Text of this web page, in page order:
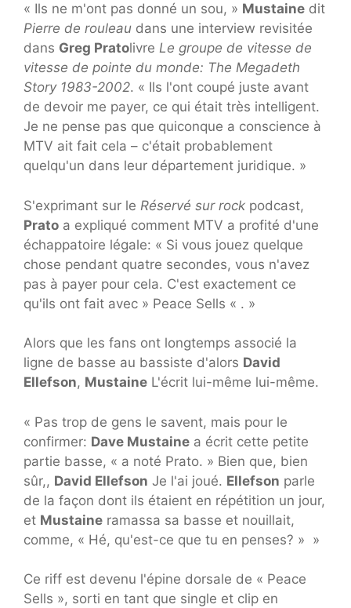
« Ils ne m'ont pas donné un sou, » Mustaine dit
Pierre de rouleau dans une interview revisitée
dans Greg Pratolivre Le groupe de vitesse de
vitesse de pointe du monde: The Megadeth
Story 1983-2002. « Ils l'ont coupé juste avant
de devoir me payer, ce qui était très intelligent.
Je ne pense pas que quiconque a conscience à
MTV ait fait cela – c'était probablement
quelqu'un dans leur département juridique. »
S'exprimant sur le Réservé sur rock podcast,
Prato a expliqué comment MTV a profité d'une
échappatoire légale: « Si vous jouez quelque
chose pendant quatre secondes, vous n'avez
pas à payer pour cela. C'est exactement ce
qu'ils ont fait avec » Peace Sells « . »
Alors que les fans ont longtemps associé la
ligne de basse au bassiste d'alors David
Ellefson, Mustaine L'écrit lui-même lui-même.
« Pas trop de gens le savent, mais pour le
confirmer: Dave Mustaine a écrit cette petite
partie basse, « a noté Prato. » Bien que, bien
sûr,, David Ellefson Je l'ai joué. Ellefson parle
de la façon dont ils étaient en répétition un jour,
et Mustaine ramassa sa basse et nouillait,
comme, « Hé, qu'est-ce que tu en penses? » »
Ce riff est devenu l'épine dorsale de « Peace
Sells », sorti en tant que single et clip en